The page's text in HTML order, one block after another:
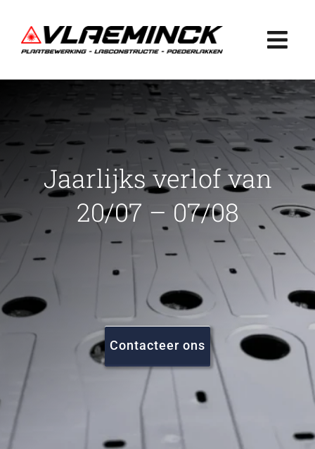
naar
inhoud
Plaatbewerking
Lasconstructie
Poederlakken
Projecten
FAQ
Vacatures
Jaarlijks verlof van
20/07 – 07/08
Contacteer ons